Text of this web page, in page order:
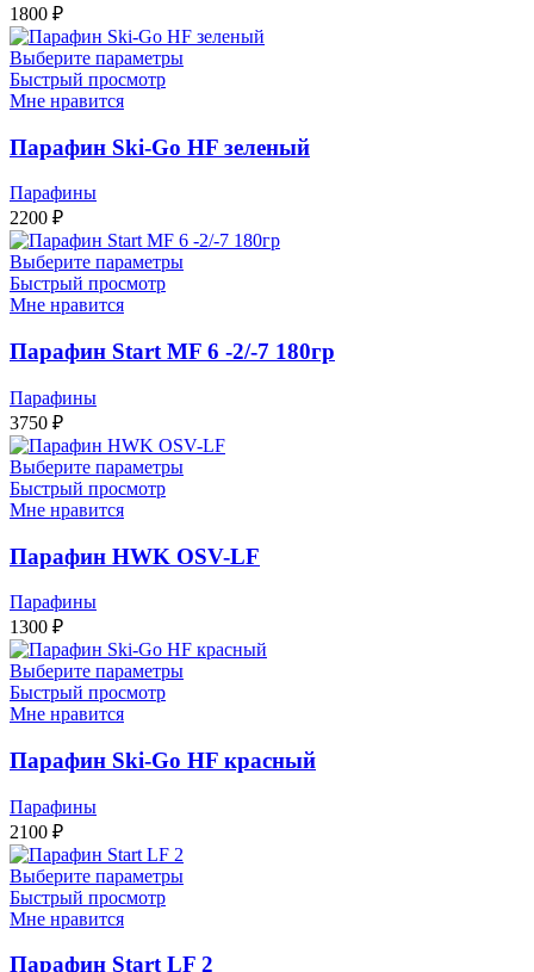
1800 ₽
Выберите параметры
Быстрый просмотр
Мне нравится
Парафин Ski-Go HF зеленый
Парафины
2200 ₽
Выберите параметры
Быстрый просмотр
Мне нравится
Парафин Start MF 6 -2/-7 180гр
Парафины
3750 ₽
Выберите параметры
Быстрый просмотр
Мне нравится
Парафин HWK OSV-LF
Парафины
1300 ₽
Выберите параметры
Быстрый просмотр
Мне нравится
Парафин Ski-Go HF красный
Парафины
2100 ₽
Выберите параметры
Быстрый просмотр
Мне нравится
Парафин Start LF 2